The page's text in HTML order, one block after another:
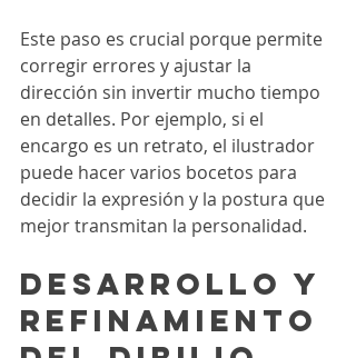
Este paso es crucial porque permite
corregir errores y ajustar la
dirección sin invertir mucho tiempo
en detalles. Por ejemplo, si el
encargo es un retrato, el ilustrador
puede hacer varios bocetos para
decidir la expresión y la postura que
mejor transmitan la personalidad.
Desarrollo y
refinamiento